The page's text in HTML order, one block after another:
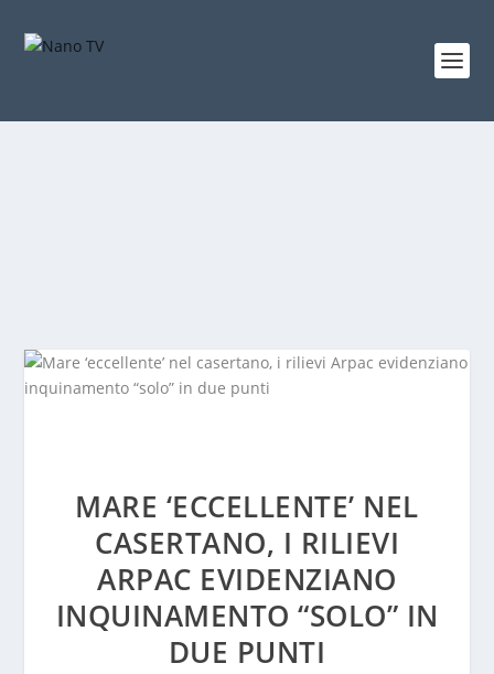
MARE ‘ECCELLENTE’ NEL
CASERTANO, I RILIEVI
ARPAC EVIDENZIANO
INQUINAMENTO “SOLO” IN
DUE PUNTI